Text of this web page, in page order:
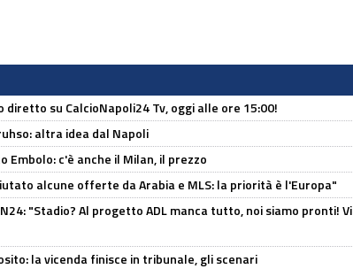
diretto su CalcioNapoli24 Tv, oggi alle ore 15:00!
altra idea dal Napoli
Embolo: c'è anche il Milan, il prezzo
alcune offerte da Arabia e MLS: la priorità è l'Europa"
"Stadio? Al progetto ADL manca tutto, noi siamo pronti! Vi
la vicenda finisce in tribunale, gli scenari